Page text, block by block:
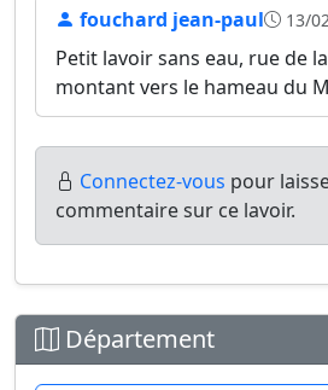
fouchard jean-paul 13/
Petit lavoir sans eau, rue de
montant vers le hameau du
Connectez-vous pour
commentaire sur ce lavoir.
Département